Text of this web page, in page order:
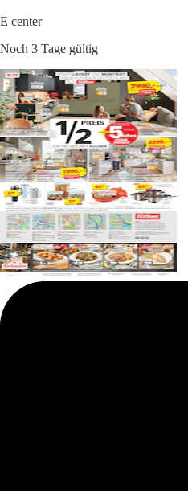
E center
Noch 3 Tage gültig